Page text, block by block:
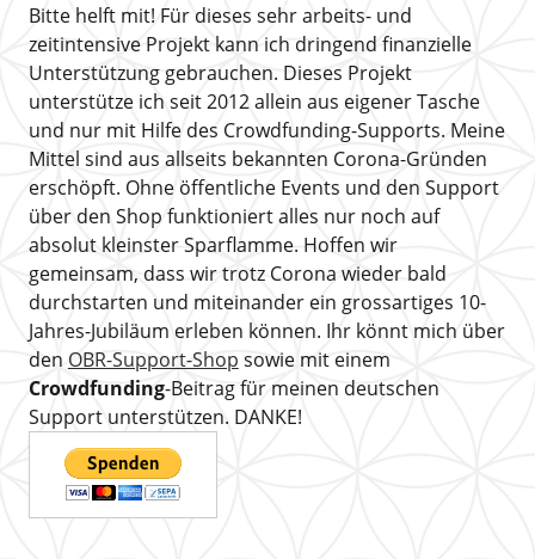
Bitte helft mit! Für dieses sehr arbeits- und
zeitintensive Projekt kann ich dringend finanzielle
Unterstützung gebrauchen. Dieses Projekt
unterstütze ich seit 2012 allein aus eigener Tasche
und nur mit Hilfe des Crowdfunding-Supports. Meine
Mittel sind aus allseits bekannten Corona-Gründen
erschöpft. Ohne öffentliche Events und den Support
über den Shop funktioniert alles nur noch auf
absolut kleinster Sparflamme. Hoffen wir
gemeinsam, dass wir trotz Corona wieder bald
durchstarten und miteinander ein grossartiges 10-
Jahres-Jubiläum erleben können. Ihr könnt mich über
den OBR-Support-Shop sowie mit einem
Crowdfunding-Beitrag für meinen deutschen
Support unterstützen. DANKE!